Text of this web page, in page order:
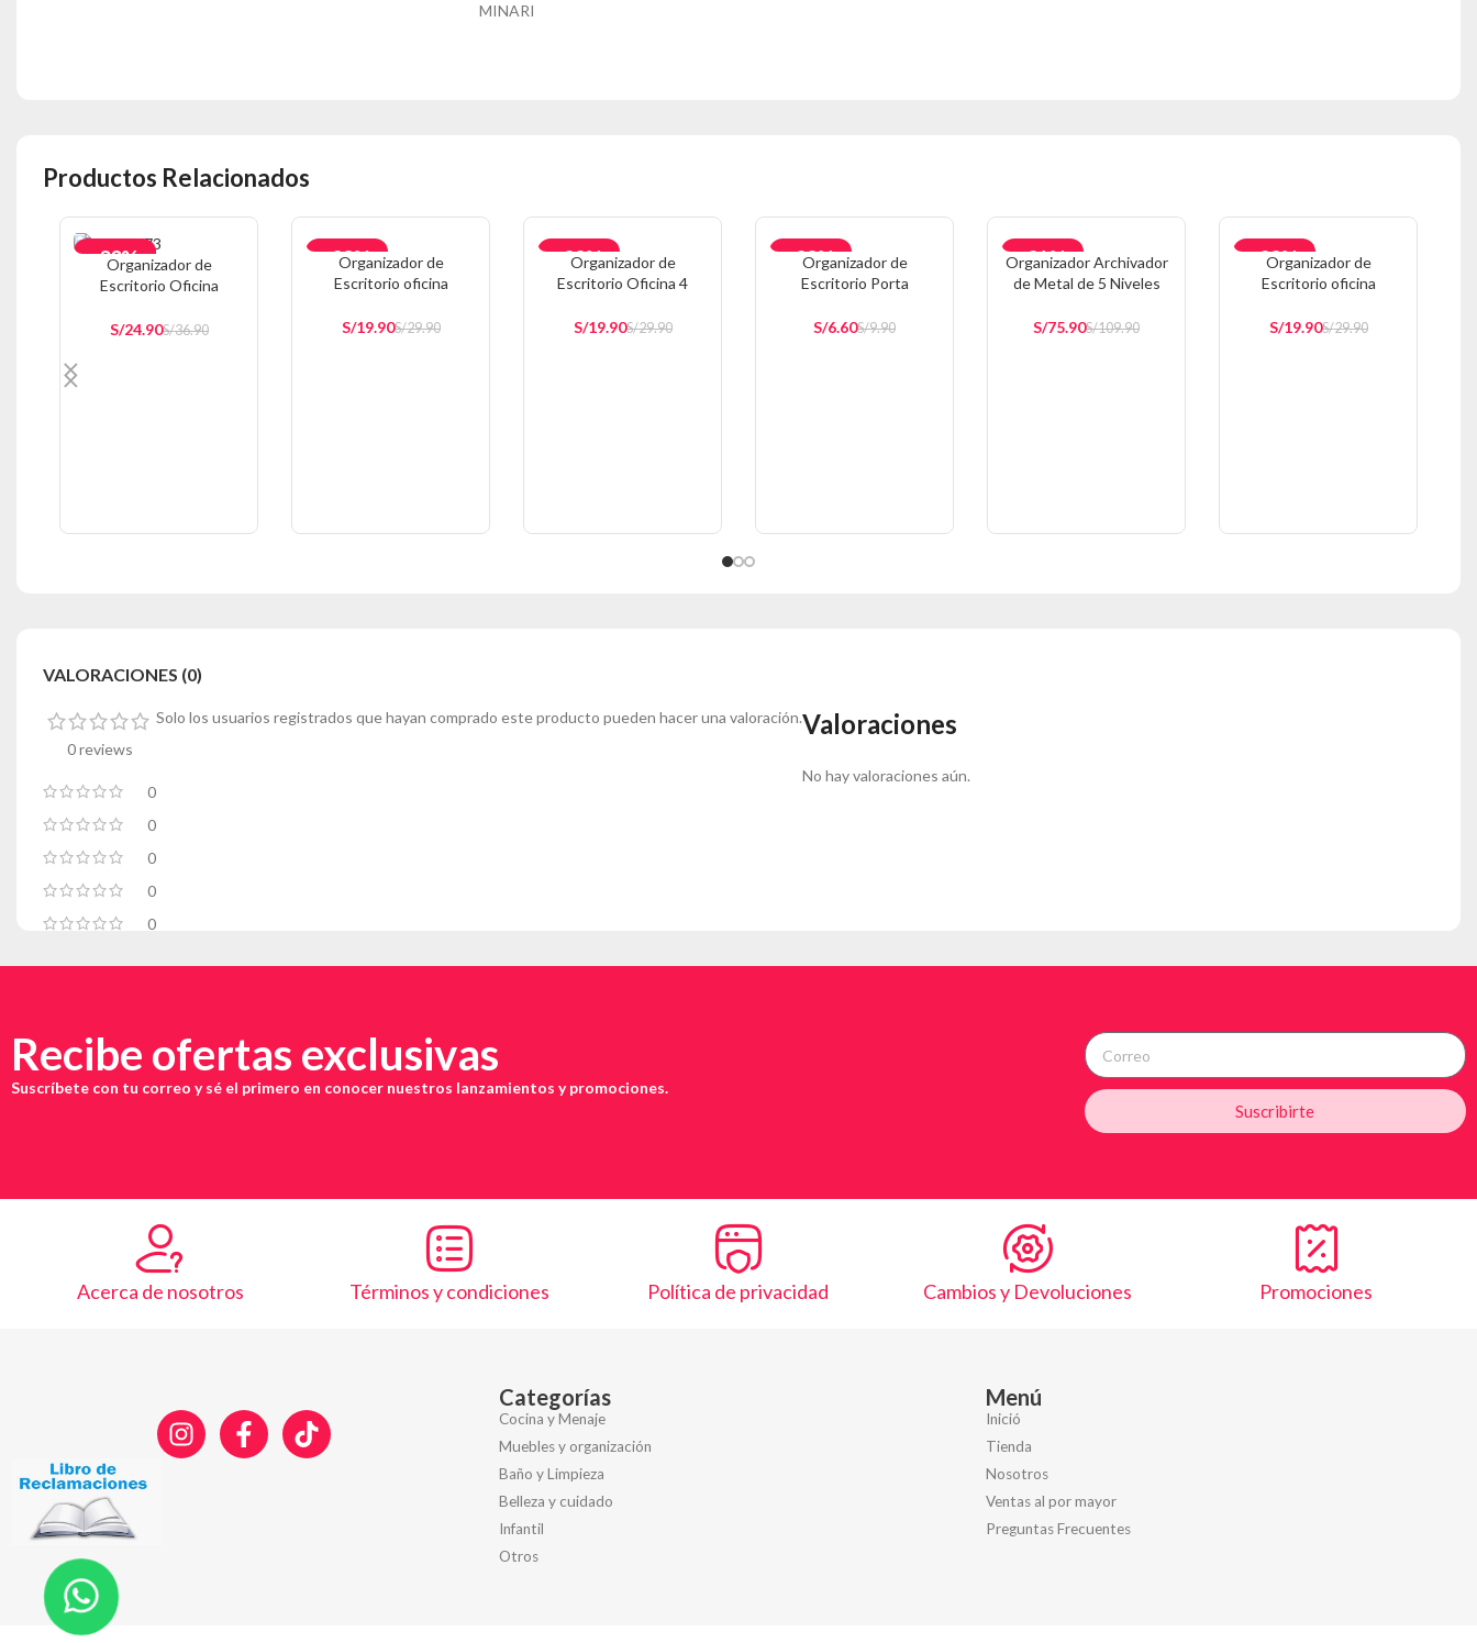
MINARI
Productos Relacionados
-33%
Organizador de
Escritorio Oficina
M12
S/36.90
S/24.90
-33%
AGOTAD
Organizador de
Escritorio oficina
S/29.90
S/19.90
-33%
AGOTAD
Organizador de
Escritorio Oficina 4
S/29.90
S/19.90
-33%
Organizador de
Escritorio Porta
Rosado C20
S/9.90
S/6.60
-31%
AGOTAD
Organizador Archivador
de Metal de 5 Niveles
S/109.90
S/75.90
-33%
AGOTAD
Organizador de
Escritorio oficina
S/29.90
S/19.90
VALORACIONES (0)
0 reviews
0
0
0
0
0
Valoraciones
No hay valoraciones aún.
Solo los usuarios registrados que hayan comprado este producto pueden hacer una valoración.
Recibe ofertas exclusivas
Suscríbete con tu correo y sé el primero en conocer nuestros lanzamientos y promociones.
Suscribirte
Acerca de nosotros Términos y condiciones Política de privacidad Cambios y Devoluciones Promociones
Categorías
Cocina y Menaje
Muebles y organización
Baño y Limpieza
Belleza y cuidado
Infantil
Otros
Menú
Inició
Tienda
Nosotros
Ventas al por mayor
Preguntas Frecuentes